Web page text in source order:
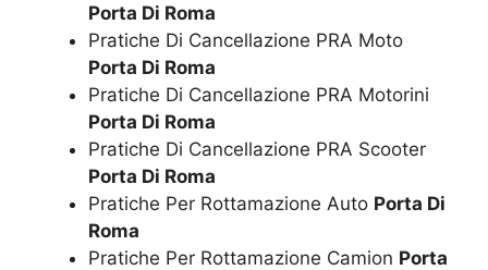
Porta Di Roma
Pratiche Di Cancellazione PRA Moto
Porta Di Roma
Pratiche Di Cancellazione PRA Motorini
Porta Di Roma
Pratiche Di Cancellazione PRA Scooter
Porta Di Roma
Pratiche Per Rottamazione Auto Porta Di
Roma
Pratiche Per Rottamazione Camion Porta